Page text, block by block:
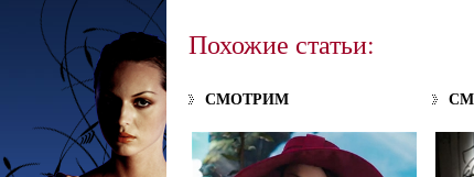
Похожие статьи:
СМОТРИМ